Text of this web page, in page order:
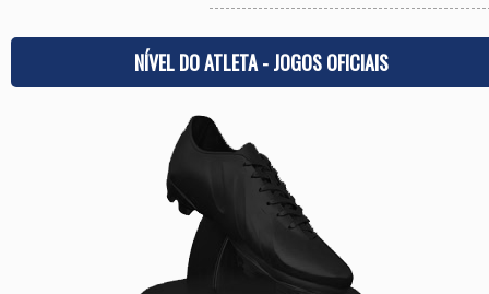
NÍVEL DO ATLETA - JOGOS OFICIAIS